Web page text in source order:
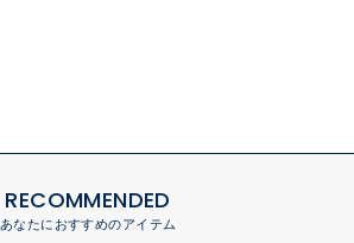
RECOMMENDED
あなたにおすすめのアイテム